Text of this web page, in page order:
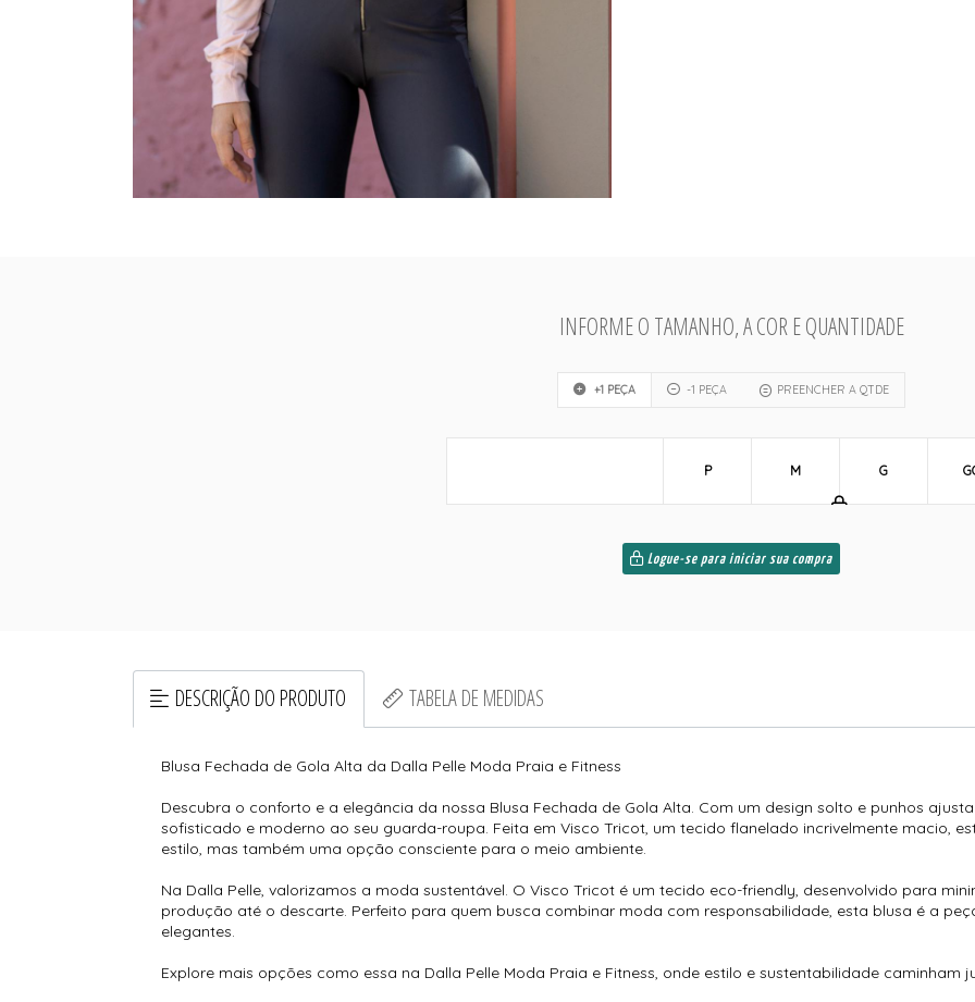
INFORME O TAMANHO, A COR E QUANTIDADE
+1 PEÇA -1 PEÇA PREENCHER A QTDE
P M G
Logue-se para iniciar sua compra
DESCRIÇÃO DO PRODUTO TABELA DE MEDIDAS
Blusa Fechada de Gola Alta da Dalla Pelle Moda Praia e Fitness
Descubra o conforto e a elegância da nossa Blusa Fechada de Gola Alta. Com um design solto e punhos
sofisticado e moderno ao seu guarda-roupa. Feita em Visco Tricot, um tecido flanelado incrivelmente macio,
estilo, mas também uma opção consciente para o meio ambiente.
Na Dalla Pelle, valorizamos a moda sustentável. O Visco Tricot é um tecido eco-friendly, desenvolvido para
produção até o descarte. Perfeito para quem busca combinar moda com responsabilidade, esta blusa é a
elegantes.
Explore mais opções como essa na Dalla Pelle Moda Praia e Fitness, onde estilo e sustentabilidade caminham